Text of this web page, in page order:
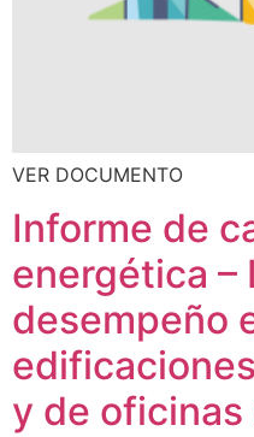
VER DOCUMENTO
Informe de
energética –
desempeño
y de oficinas